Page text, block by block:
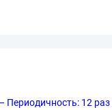
Периодичность: 12